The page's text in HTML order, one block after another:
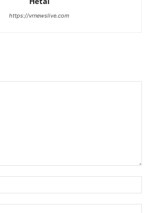
https://vrnewslive.com